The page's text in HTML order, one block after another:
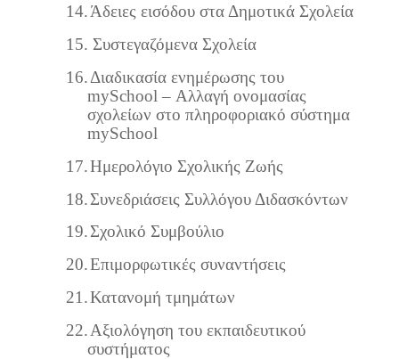
14.Άδειες εισόδου στα Δημοτικά Σχολεία
15. Συστεγαζόμενα Σχολεία
16.Διαδικασία ενημέρωσης του
mySchool – Αλλαγή ονομασίας
σχολείων στο πληροφοριακό σύστημα
mySchool
17.Ημερολόγιο Σχολικής Ζωής
18.Συνεδριάσεις Συλλόγου Διδασκόντων
19.Σχολικό Συμβούλιο
20.Επιμορφωτικές συναντήσεις
21.Κατανομή τμημάτων
22. Αξιολόγηση του εκπαιδευτικού
συστήματος